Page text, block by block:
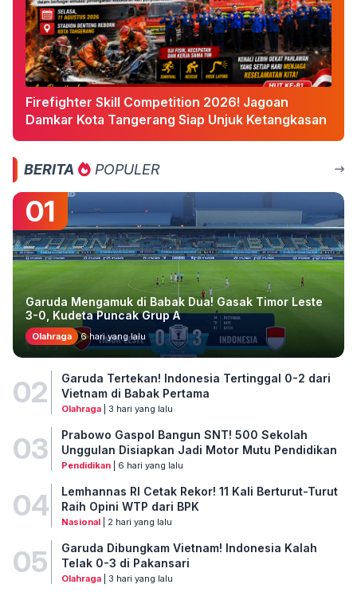
Firefighter Skill Competition 2026! Jagoan
Damkar Kota Tangerang Siap Unjuk Ketangkasan
BERITA POPULER
01
Garuda Mengamuk di Babak Dua! Gasak Timor Leste
3-0, Kudeta Puncak Grup A
Olahraga 6 hari yang lalu
02
Garuda Tertekan! Indonesia Tertinggal 0-2 dari
Vietnam di Babak Pertama
Olahraga| 3 hari yang lalu
03
Prabowo Gaspol Bangun SNT! 500 Sekolah
Unggulan Disiapkan Jadi Motor Mutu Pendidikan
Pendidikan| 6 hari yang lalu
04
Lemhannas RI Cetak Rekor! 11 Kali Berturut-Turut
Raih Opini WTP dari BPK
Nasional| 2 hari yang lalu
05
Garuda Dibungkam Vietnam! Indonesia Kalah
Telak 0-3 di Pakansari
Olahraga| 3 hari yang lalu